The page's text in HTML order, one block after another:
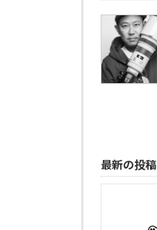
最新の投稿